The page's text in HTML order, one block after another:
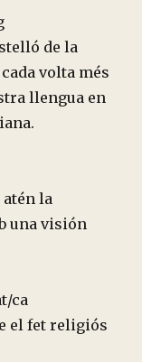
de la
volta més
llengua en
la
una visión
ca
el fet religiós